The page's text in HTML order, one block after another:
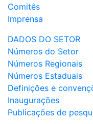
Comitês
Imprensa
DADOS DO SETOR
Números do Setor
Números Regionais
Números Estaduais
Definições e
Inaugurações
Publicações de